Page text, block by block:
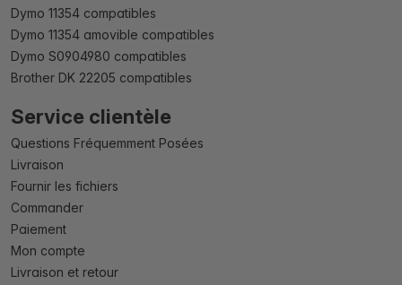
Dymo 11354 compatibles
Dymo 11354 amovible compatibles
Dymo S0904980 compatibles
Brother DK 22205 compatibles
Service clientèle
Questions Fréquemment Posées
Livraison
Fournir les fichiers
Commander
Paiement
Mon compte
Livraison et retour